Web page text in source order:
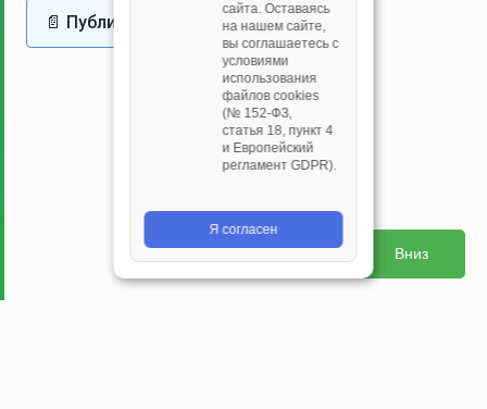
Вниз
📄 Публичная оферта
сайта. Оставаясь
на нашем сайте,
вы соглашаетесь с
условиями
использования
файлов cookies
(№ 152‑ФЗ,
статья 18, пункт 4
и Европейский
регламент GDPR).
Я согласен